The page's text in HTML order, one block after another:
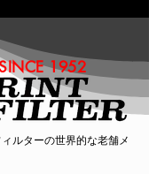
1952
ルターの世界的な老舗メ